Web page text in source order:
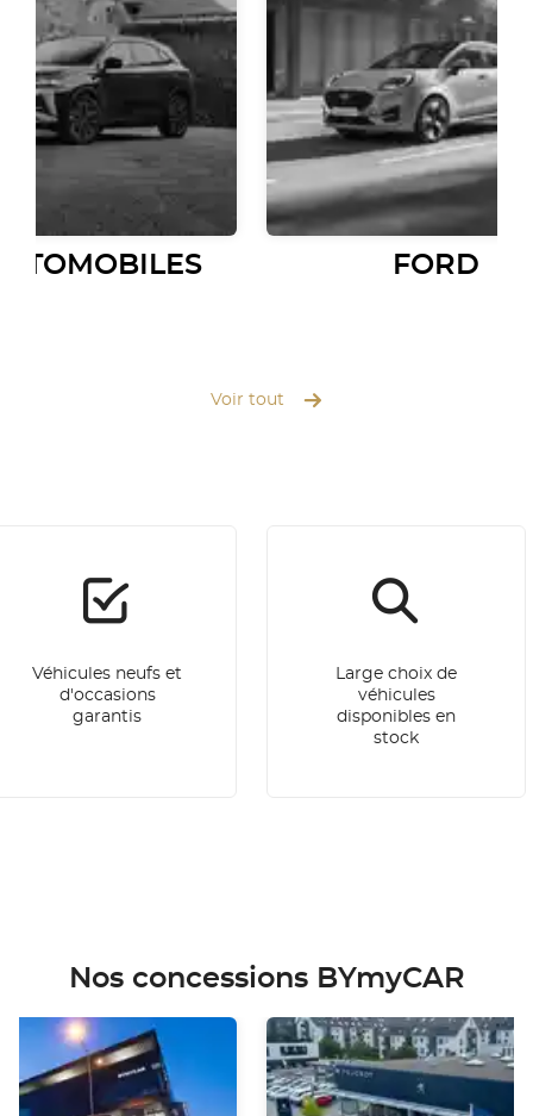
FORD
Voir tout
Véhicules neufs et
d'occasions
garantis
Large choix de
véhicules
disponibles en
stock
Nos concessions BYmyCAR